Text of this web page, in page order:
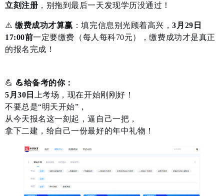
立刻注册 ，别拖到最后一天发现学历没通过！
⚠️缴费成功才算赢 ：填完信息别光顾着高兴，3月29日
17:00前一定要缴费（每人每科70元），缴费成功才是真正
的报名完成！
💪 💪给备考的你：
5月30日
上考场，现在开始刚刚好！
不要总是“明天开始”，
从今天报名这一刻起，逼自己一把，
拿下二建，给自己一份最好的年中礼物！